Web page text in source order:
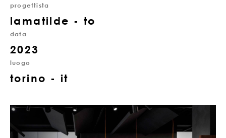
progettista
lamatilde - to
data
2023
luogo
torino - it